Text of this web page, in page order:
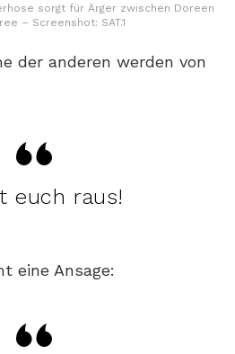
sorgt für Ärger zwischen Doreen
– Screenshot: SAT.1
der anderen werden von
euch raus!
eine Ansage: